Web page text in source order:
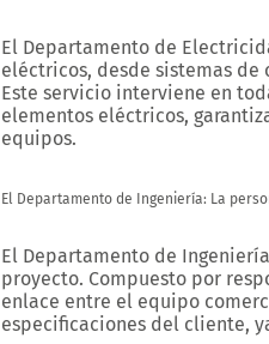
El Departamento de
eléctricos, desde sistemas
Este servicio interviene en
elementos eléctricos,
equipos.
El Departamento de Ingeniería: La
El Departamento de Ingeniería
proyecto. Compuesto por
enlace entre el equipo
especificaciones del cliente,